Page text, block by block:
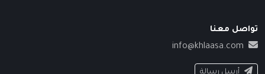
تواصل معنا
info@khlaasa.com